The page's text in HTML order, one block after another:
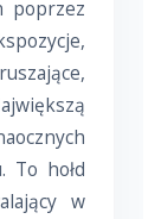
poprzez
To hołd
w